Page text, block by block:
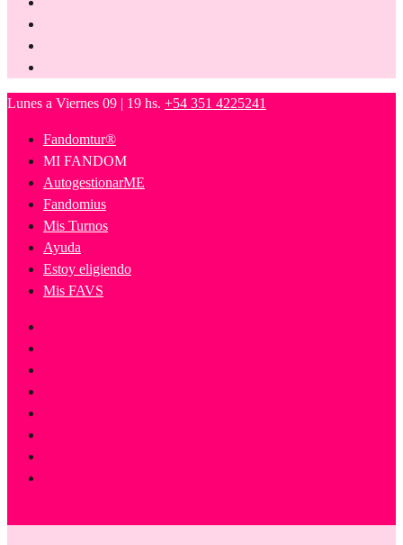
Lunes a Viernes 09 | 19 hs. +54 351 4225241
Fandomtur®
MI FANDOM
AutogestionarME
Fandomius
Mis Turnos
Ayuda
Estoy eligiendo
Mis FAVS